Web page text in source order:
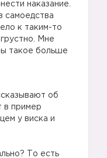
наказание.
самоедства
к таким-то
Мне
такое больше
об
в пример
у виска и
То есть